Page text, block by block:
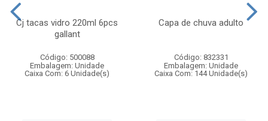
Cj tacas vidro 220ml 6pcs
gallant
Código: 500088
Embalagem: Unidade
Caixa Com: 6 Unidade(s)
Capa de chuva adulto
Código: 832331
Embalagem: Unidade
Caixa Com: 144 Unidade(s)